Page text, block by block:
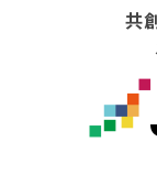
共